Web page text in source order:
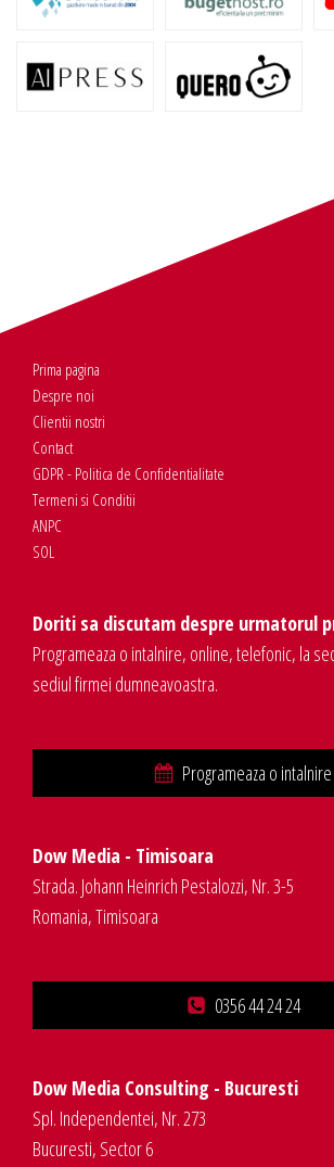
Prima pagina
Despre noi
Clientii nostri
Contact
GDPR - Politica de Confidentialitate
Termeni si Conditii
ANPC
SOL
Doriti sa discutam despre urmatorul
Programeaza o intalnire, online, telefonic, la
sediul firmei dumneavoastra.
Programeaza o intalnire
Dow Media - Timisoara
Strada. Johann Heinrich Pestalozzi, Nr. 3-5
Romania, Timisoara
0356 44 24 24
Dow Media Consulting - Bucuresti
Spl. Independentei, Nr. 273
Bucuresti, Sector 6